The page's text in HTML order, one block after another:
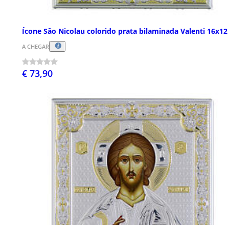
Ícone São Nicolau colorido prata bilaminada Valenti
A CHEGAR
€ 73,90